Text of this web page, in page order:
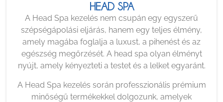
HEAD SPA
A Head Spa kezelés nem csupán egy egyszerű
szépségápolási eljárás, hanem egy teljes élmény,
amely magába foglalja a luxust, a pihenést és az
egészség megőrzését. A head spa olyan élményt
nyújt, amely kényezteti a testet és a lelket egyaránt.
A Head Spa kezelés során professzionális prémium
minőségű termékekkel dolgozunk, amelyek